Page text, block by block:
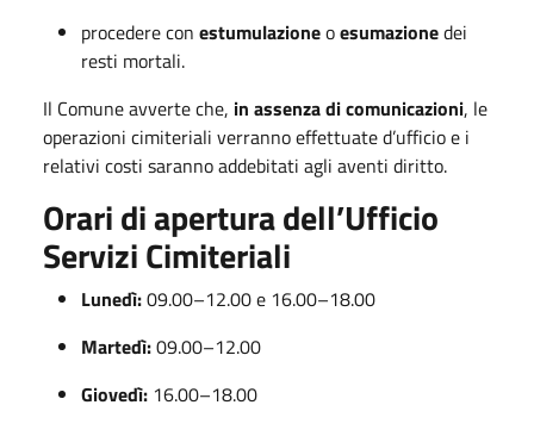
procedere con estumulazioneoesumazionedei
resti mortali.
Il Comune avverte che, in assenza di comunicazioni, le
operazioni cimiteriali verranno effettuate d’ufficio e i
relativi costi saranno addebitati agli aventi diritto.
Orari di apertura dell’Ufficio
Servizi Cimiteriali
Lunedì:09.00–12.00 e 16.00–18.00
Martedì:09.00–12.00
Giovedì: 16.00–18.00